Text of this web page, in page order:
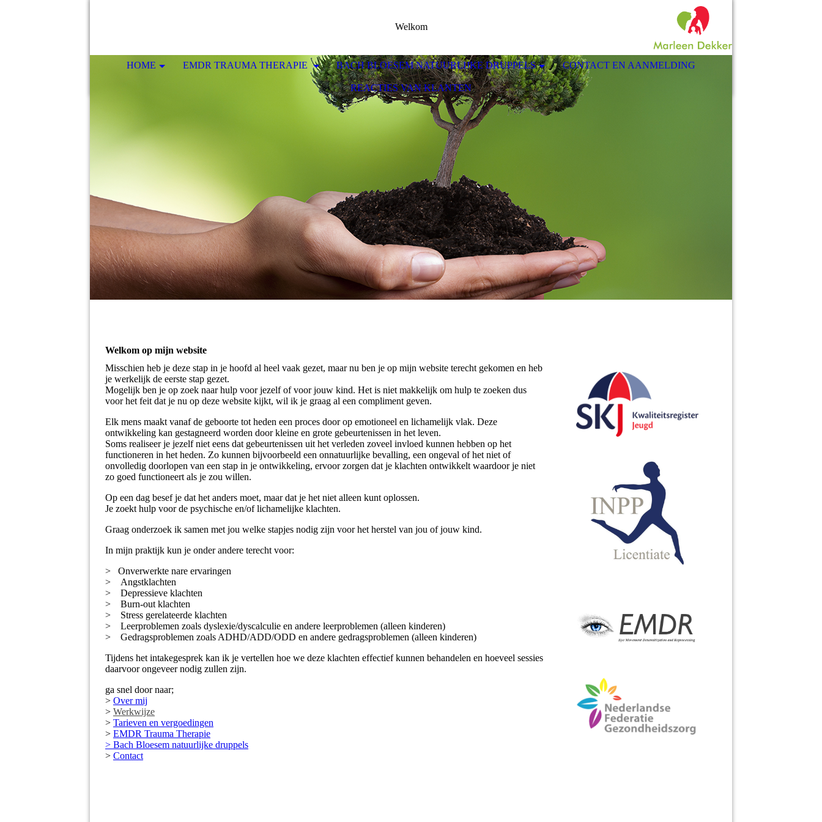
Welkom
HOME EMDR TRAUMA THERAPIE BACH BLOESEM NATUURLIJKE DRUPPELS CONTACT EN AANMELDING
REACTIES VAN KLANTEN
Welkom op mijn website
Misschien heb je deze stap in je hoofd al heel vaak gezet, maar nu ben je op mijn website terecht gekomen en heb
je werkelijk de eerste stap gezet.
Mogelijk ben je op zoek naar hulp voor jezelf of voor jouw kind. Het is niet makkelijk om hulp te zoeken dus
voor het feit dat je nu op deze website kijkt, wil ik je graag al een compliment geven.
Elk mens maakt vanaf de geboorte tot heden een proces door op emotioneel en lichamelijk vlak. Deze
ontwikkeling kan gestagneerd worden door kleine en grote gebeurtenissen in het leven.
Soms realiseer je jezelf niet eens dat gebeurtenissen uit het verleden zoveel invloed kunnen hebben op het
functioneren in het heden. Zo kunnen bijvoorbeeld een onnatuurlijke bevalling, een ongeval of het niet of
onvolledig doorlopen van een stap in je ontwikkeling, ervoor zorgen dat je klachten ontwikkelt waardoor je niet
zo goed functioneert als je zou willen.
Op een dag besef je dat het anders moet, maar dat je het niet alleen kunt oplossen.
Je zoekt hulp voor de psychische en/of lichamelijke klachten.
Graag onderzoek ik samen met jou welke stapjes nodig zijn voor het herstel van jou of jouw kind.
In mijn praktijk kun je onder andere terecht voor:
> Onverwerkte nare ervaringen
> Angstklachten
> Depressieve klachten
> Burn-out klachten
> Stress gerelateerde klachten
> Leerproblemen zoals dyslexie/dyscalculie en andere leerproblemen (alleen kinderen)
> Gedragsproblemen zoals ADHD/ADD/ODD en andere gedragsproblemen (alleen kinderen)
Tijdens het intakegesprek kan ik je vertellen hoe we deze klachten effectief kunnen behandelen en hoeveel sessies
daarvoor ongeveer nodig zullen zijn.
ga snel door naar;
> Over mij
> Werkwijze
> Tarieven en vergoedingen
> EMDR Trauma Therapie
> Bach Bloesem natuurlijke druppels
> Contact